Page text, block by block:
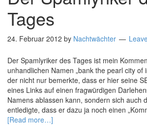
Tages
24. Februar 2012 by Nachtwächter
Der Spamlyriker des Tages ist mein
unhandlichen Namen „bank the pearl city of
der nicht nur bemerkte, dass er hier seine
eines Links auf einen fragwürdigen
Namens ablassen kann, sondern sich auch
entledigte, dass er dazu ja noch einen
[Read more…]